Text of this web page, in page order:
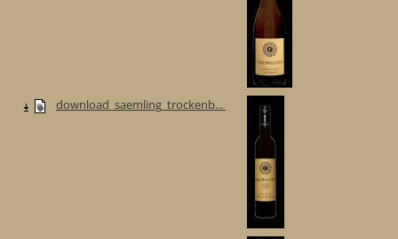
download_saemling_trockenb...